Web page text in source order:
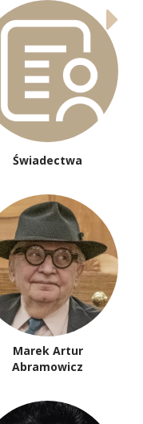
Świadectwa
Marek Artur
Abramowicz